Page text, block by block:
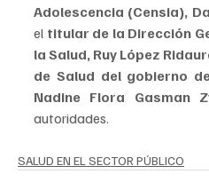
Adolescencia (Censia),
el titular de la Dirección
la Salud, Ruy López
de Salud del gobierno
Nadine Flora Gasman
autoridades.
SALUD EN EL SECTOR PÚBLICO